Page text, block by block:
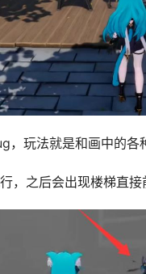
，玩法就是和画中的各
，之后会出现楼梯直接